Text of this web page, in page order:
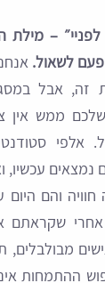
– מילת
לשאול.
זה, אבל
ממש אין
אלפי
נמצאים עכשיו,
והם היום
אחרי שקראתם
מבולבלים,
ההתמחות